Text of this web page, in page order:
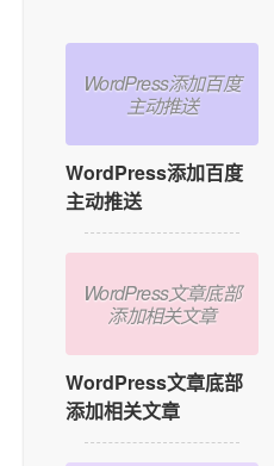
WordPress添加百度
主动推送
WordPress添加百度
主动推送
WordPress文章底部
添加相关文章
WordPress文章底部
添加相关文章